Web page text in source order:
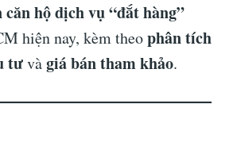
hộ dịch vụ “đắt hàng”
hiện nay, kèm theophân tích
tưvàgiá bán tham khảo.